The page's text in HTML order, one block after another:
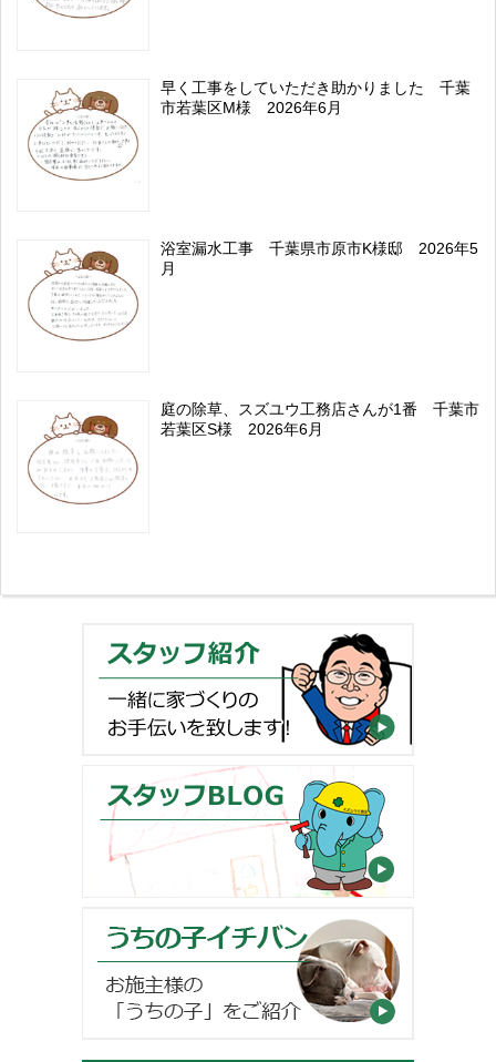
早く工事をしていただき助かりました 千葉
市若葉区M様 2026年6月
浴室漏水工事 千葉県市原市K様邸 2026年5
月
庭の除草、スズユウ工務店さんが1番 千葉市
若葉区S様 2026年6月